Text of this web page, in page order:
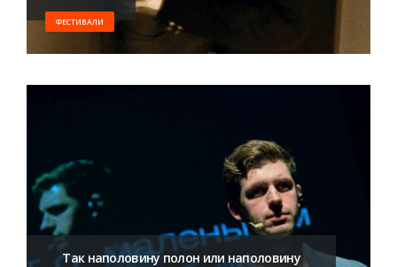
ФЕСТИВАЛИ
Так наполовину полон или наполовину